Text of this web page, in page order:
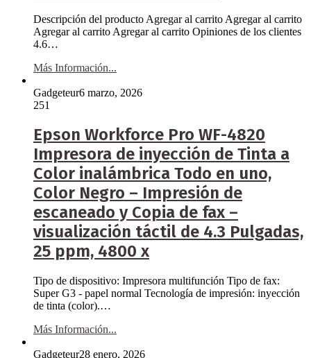
Descripción del producto Agregar al carrito Agregar al carrito
Agregar al carrito Agregar al carrito Opiniones de los clientes
4.6…
Más Información...
Gadgeteur6 marzo, 2026
251
Epson Workforce Pro WF-4820
Impresora de inyección de Tinta a
Color inalámbrica Todo en uno,
Color Negro – Impresión de
escaneado y Copia de fax –
visualización táctil de 4.3 Pulgadas,
25 ppm, 4800 x
Tipo de dispositivo: Impresora multifunción Tipo de fax:
Super G3 - papel normal Tecnología de impresión: inyección
de tinta (color).…
Más Información...
Gadgeteur28 enero, 2026